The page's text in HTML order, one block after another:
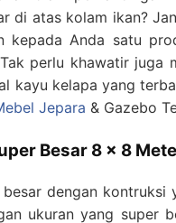
di atas kolam ikan?
kepada Anda satu
perlu khawatir juga
kayu kelapa yang
Jepara & Gazebo
Besar 8 x 8
dengan
ukuran yang super